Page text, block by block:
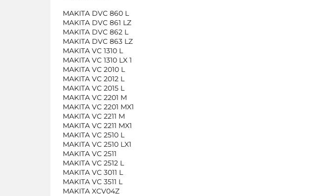
MAKITA DVC 860 L
MAKITA DVC 861 LZ
MAKITA DVC 862 L
MAKITA DVC 863 LZ
MAKITA VC 1310 L
MAKITA VC 1310 LX 1
MAKITA VC 2010 L
MAKITA VC 2012 L
MAKITA VC 2015 L
MAKITA VC 2201 M
MAKITA VC 2201 MX1
MAKITA VC 2211 M
MAKITA VC 2211 MX1
MAKITA VC 2510 L
MAKITA VC 2510 LX1
MAKITA VC 2511
MAKITA VC 2512 L
MAKITA VC 3011 L
MAKITA VC 3511 L
MAKITA XCV04Z